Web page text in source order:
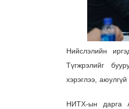
Нийслэлийн
Түгжрэлийг
хэрэглээ,
НИТХ-ын дарга